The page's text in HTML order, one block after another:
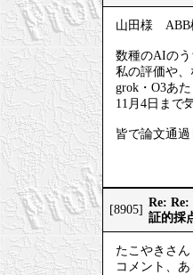
山田様 ABB
数種のAIのう
私の評価や
grok・O3あ
11月4日まで
皆で論文通
[8905]
Re:
証的採
たこやきさん
コメント、あ